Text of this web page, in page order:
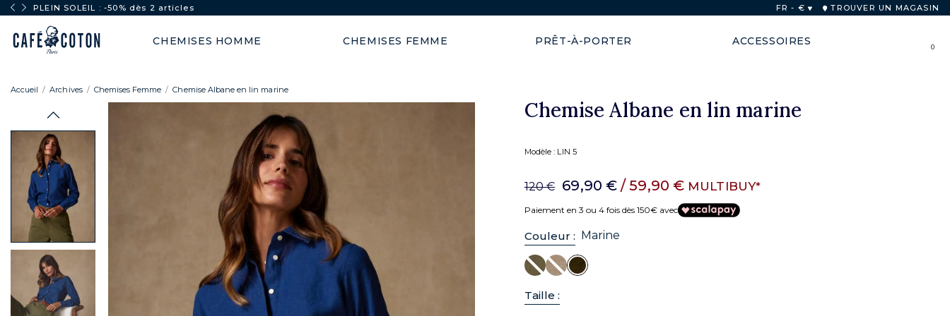
PLEIN SOLEIL : -50% dès 2 articles FR - € TROUVER UN MAGASIN
CHEMISES HOMME CHEMISES FEMME PRÊT-À-PORTER ACCESSOIRES 0
Accueil Archives Chemises Femme Chemise Albane en lin marine
Chemise Albane en lin marine
Modèle : LIN 5
120 € 69,90 € / 59,90 € MULTIBUY*
Paiement en 3 ou 4 fois dès 150€ avec
Couleur : Marine
Taille :